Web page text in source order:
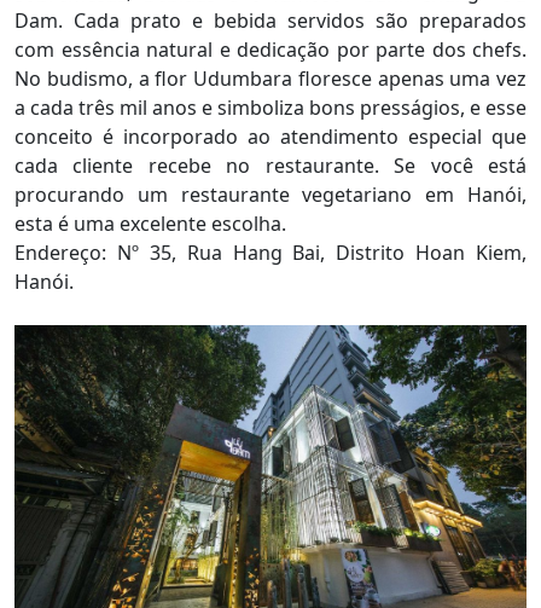
Dam. Cada prato e bebida servidos são preparados
com essência natural e dedicação por parte dos chefs.
No budismo, a flor Udumbara floresce apenas uma vez
a cada três mil anos e simboliza bons presságios, e esse
conceito é incorporado ao atendimento especial que
cada cliente recebe no restaurante. Se você está
procurando um restaurante vegetariano em Hanói,
esta é uma excelente escolha.
Endereço: Nº 35, Rua Hang Bai, Distrito Hoan Kiem,
Hanói.